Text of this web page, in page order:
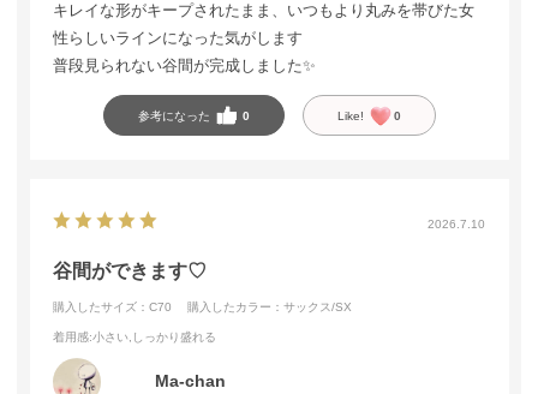
キレイな形がキープされたまま、いつもより丸みを帯びた女
性らしいラインになった気がします
普段見られない谷間が完成しました✨
参考になった 0 Like! 0
2026.7.10
谷間ができます♡
購入したサイズ：C70 購入したカラー：サックス/SX
着用感:小さい,しっかり盛れる
Ma-chan